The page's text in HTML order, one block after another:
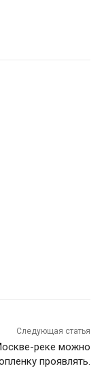
Следующая статья
реке можно
проявлять.